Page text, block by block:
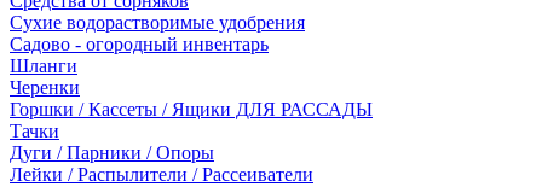
Сухие водорастворимые удобрения
Садово - огородный инвентарь
Шланги
Черенки
Горшки / Кассеты / Ящики ДЛЯ РАССАДЫ
Тачки
Дуги / Парники / Опоры
Лейки / Распылители / Рассеиватели